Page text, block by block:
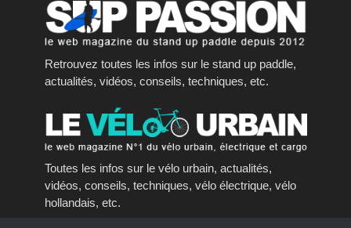
Retrouvez toutes les infos sur le stand up paddle,
actualités, vidéos, conseils, techniques, etc.
Toutes les infos sur le vélo urbain, actualités,
vidéos, conseils, techniques, vélo électrique, vélo
hollandais, etc.